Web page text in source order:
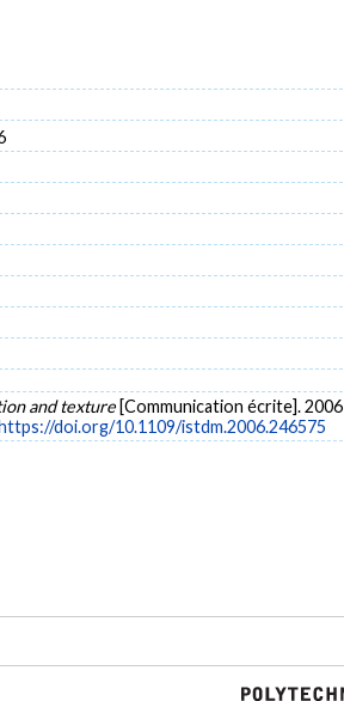
and texture [Communication écrite]. 2006
doi.org/10.1109/istdm.2006.246575